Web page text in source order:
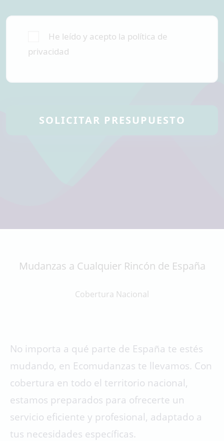
He leído y acepto la política de
privacidad
Mudanzas a Cualquier Rincón de España
Cobertura Nacional
No importa a qué parte de España te estés
mudando, en Ecomudanzas te llevamos. Con
cobertura en todo el territorio nacional,
estamos preparados para ofrecerte un
servicio eficiente y profesional, adaptado a
tus necesidades específicas.